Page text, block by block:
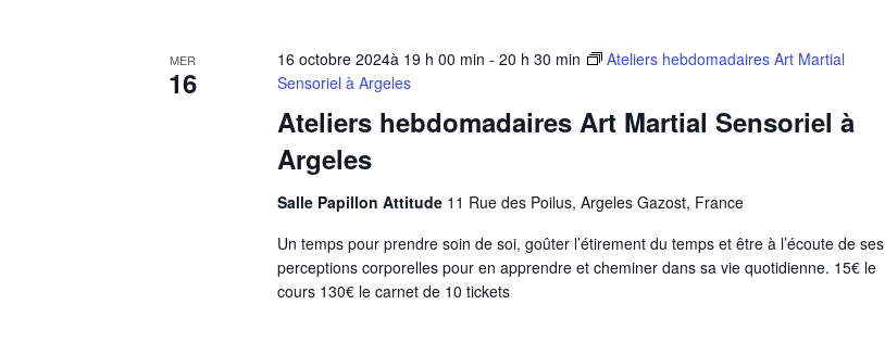
MER
16
Ateliers hebdomadaires Art Martial Sensoriel à
Argeles
16 octobre 2024à 19 h 00 min - 20 h 30 min
Ateliers hebdomadaires Art Martial
Sensoriel à Argeles
Salle Papillon Attitude 11 Rue des Poilus, Argeles Gazost, France
Un temps pour prendre soin de soi, goûter l’étirement du temps et être à l’écoute de ses
perceptions corporelles pour en apprendre et cheminer dans sa vie quotidienne. 15€ le
cours 130€ le carnet de 10 tickets